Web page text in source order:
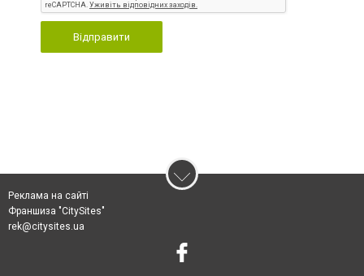
Відправити
Реклама на сайті
Франшиза "CitySites"
rek@citysites.ua